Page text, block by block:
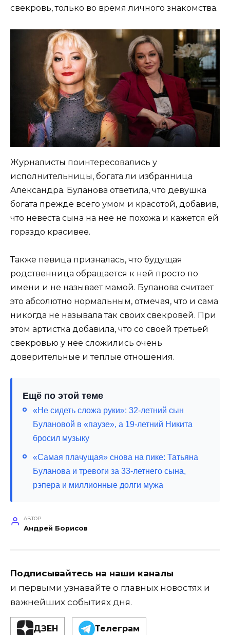
свекровь, только во время личного знакомства.
Журналисты поинтересовались у
исполнительницы, богата ли избранница
Александра. Буланова ответила, что девушка
богата прежде всего умом и красотой, добавив,
что невеста сына на нее не похожа и кажется ей
гораздо красивее.
Также певица призналась, что будущая
родственница обращается к ней просто по
имени и не называет мамой. Буланова считает
это абсолютно нормальным, отмечая, что и сама
никогда не называла так своих свекровей. При
этом артистка добавила, что со своей третьей
свекровью у нее сложились очень
доверительные и теплые отношения.
Ещё по этой теме
«Не сидеть сложа руки»: 32-летний сын
Булановой в «паузе», а 19-летний Никита
бросил музыку
«Самая плачущая» снова на пике: Татьяна
Буланова и тревоги за 33-летнего сына,
рэпера и миллионные долги мужа
АВТОР
Андрей Борисов
Подписывайтесь на наши каналы
и первыми узнавайте о главных новостях и
важнейших событиях дня.
ДЗЕН Телеграм